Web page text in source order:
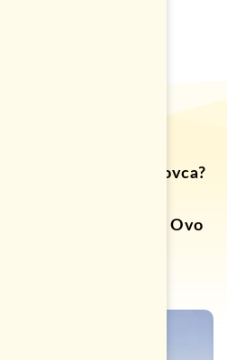
a nemate mnogo novca?
svijetom skoro
na putovanju? Ovo
svijetom